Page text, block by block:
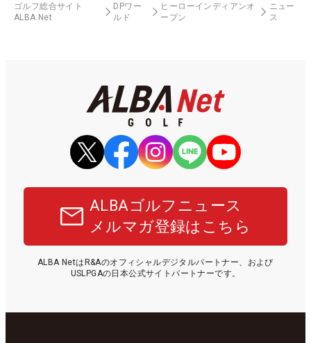
ゴルフ総合サイト
ALBA Net
DPワー
ルド
ヒーローインディアンオ
ープン
ニュー
ス
ALBAゴルフニュース
メルマガ登録はこちら
ALBA NetはR&Aのオフィシャルデジタルパートナー、および
USLPGAの日本公式サイトパートナーです。